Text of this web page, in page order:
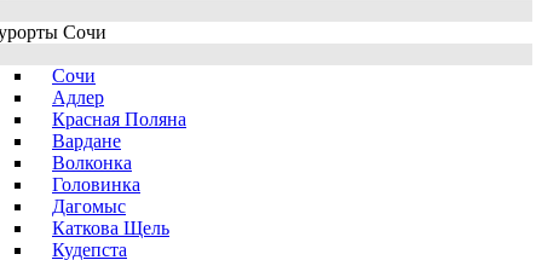
Сочи
Сочи
Адлер
Красная Поляна
Вардане
Волконка
Головинка
Дагомыс
Каткова Щель
Кудепста